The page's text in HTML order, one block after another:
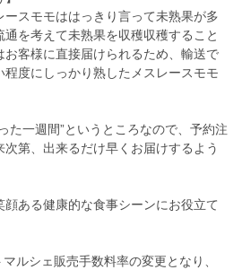
ースモモははっきり言って未熟果が多
を考えて未熟果を収穫収穫すること
お客様に直接届けられるため、輸送で
度にしっかり熟したメスレースモモ
た一週間”というところなので、予約注
第、出来るだけ早くお届けするよう
ある健康的な食事シーンにお役立て
ルシェ販売手数料率の変更となり、